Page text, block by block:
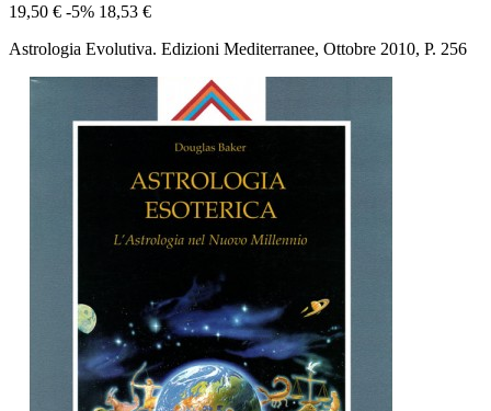
19,50 € -5% 18,53 €
Astrologia Evolutiva. Edizioni Mediterranee, Ottobre 2010, P. 256